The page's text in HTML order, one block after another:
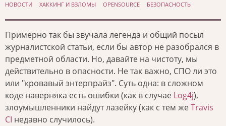
НОВОСТИ ХАККИНГ И ВЗЛОМЫ OPENSOURCE БЕЗОПАСНОСТЬ
Примерно так бы звучала легенда и общий посыл
журналистской статьи, если бы автор не разобрался в
предметной области. Но, давайте на чистоту, мы
действительно в опасности. Не так важно, СПО ли это
или "кровавый энтерпрайз". Суть одна: в сложном
коде наверняка есть ошибки (как в случае Log4j),
злоумышленники найдут лазейку (как с тем жеTravis
CI недавно случилось).